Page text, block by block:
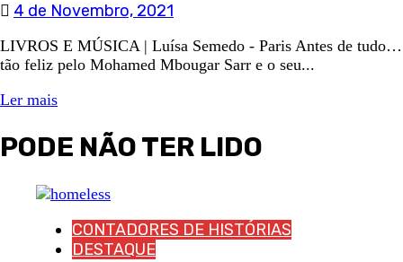
4 de Novembro, 2021
LIVROS E MÚSICA | Luísa Semedo - Paris Antes de tudo…
tão feliz pelo Mohamed Mbougar Sarr e o seu...
Ler mais
PODE NÃO TER LIDO
CONTADORES DE HISTÓRIAS
DESTAQUE